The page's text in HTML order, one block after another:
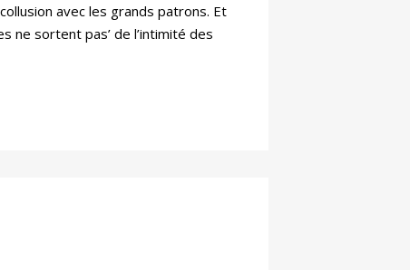
avec les grands patrons. Et
ne sortent pas’ de l’intimité des